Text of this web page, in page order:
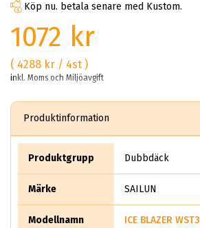
Köp nu. betala senare med Kustom.
1072 kr
( 4288 kr / 4st )
inkl. Moms och Miljöavgift
Produktinformation
Produktgrupp Dubbdäck
Märke SAILUN
Modellnamn ICE BLAZER WST3